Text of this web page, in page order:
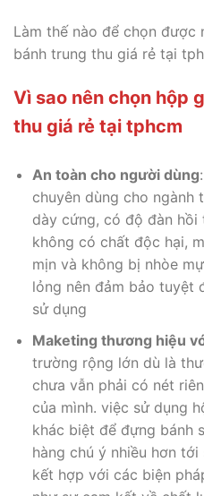
Làm thế nào để chọn được
bánh trung thu giá rẻ tại
Vì sao nên chọn hộp
thu giá rẻ tại tphcm
An toàn cho người dùng
chuyên dùng cho ngành
dày cứng, có độ đàn
không có chất độc hại,
mịn và không bị nhòe
lỏng nên đảm bảo tuyệt
sử dụng
Maketing thương hiệu
trường rộng lớn dù là
chưa vẫn phải có nét
của mình. việc sử dụng
khác biệt để đựng bánh
hàng chú ý nhiều hơn
kết hợp với các biện